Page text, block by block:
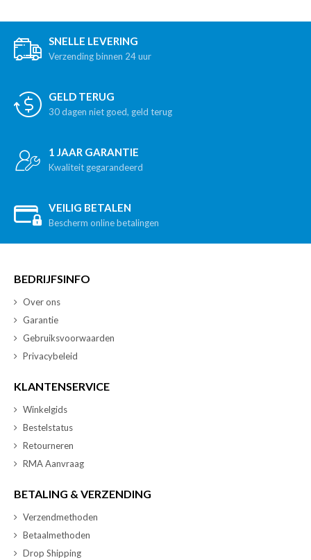
SNELLE LEVERING
Verzending binnen 24 uur
GELD TERUG
30 dagen niet goed, geld terug
1 JAAR GARANTIE
Kwaliteit gegarandeerd
VEILIG BETALEN
Bescherm online betalingen
BEDRIJFSINFO
Over ons
Garantie
Gebruiksvoorwaarden
Privacybeleid
KLANTENSERVICE
Winkelgids
Bestelstatus
Retourneren
RMA Aanvraag
BETALING & VERZENDING
Verzendmethoden
Betaalmethoden
Drop Shipping